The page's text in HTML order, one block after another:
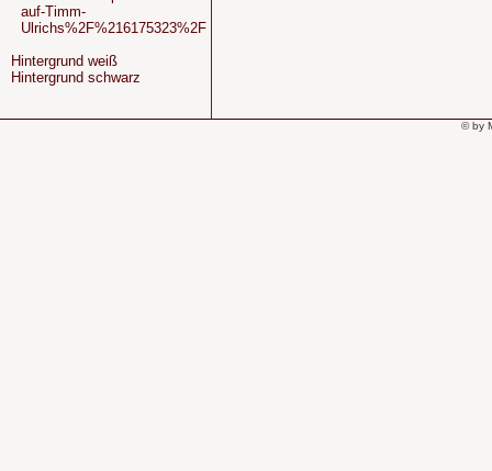
auf-Timm-
Ulrichs%2F%216175323%2F
Hintergrund weiß
Hintergrund schwarz
© by